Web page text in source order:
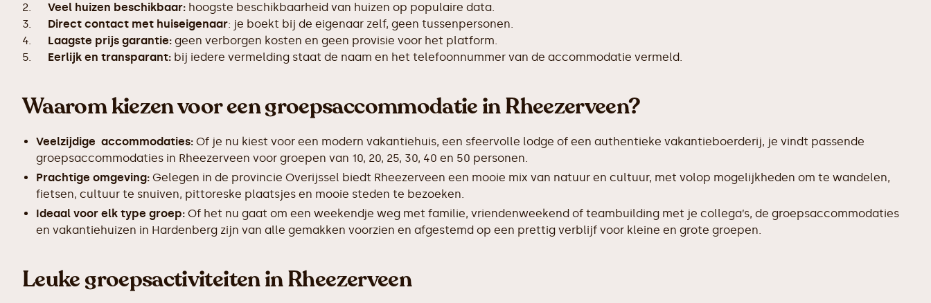
2. Veel huizen beschikbaar: hoogste beschikbaarheid van huizen op populaire data.
3. Direct contact met huiseigenaar: je boekt bij de eigenaar zelf, geen tussenpersonen.
4. Laagste prijs garantie: geen verborgen kosten en geen provisie voor het platform.
5. Eerlijk en transparant: bij iedere vermelding staat de naam en het telefoonnummer van de accommodatie vermeld.
Waarom kiezen voor een groepsaccommodatie in Rheezerveen?
Veelzijdige accommodaties: Of je nu kiest voor een modern vakantiehuis, een sfeervolle lodge of een authentieke vakantieboerderij, je vindt passende
groepsaccommodaties in Rheezerveen voor groepen van 10, 20, 25, 30, 40 en 50 personen.
Prachtige omgeving: Gelegen in de provincie Overijssel biedt Rheezerveen een mooie mix van natuur en cultuur, met volop mogelijkheden om te wandelen,
fietsen, cultuur te snuiven, pittoreske plaatsjes en mooie steden te bezoeken.
Ideaal voor elk type groep: Of het nu gaat om een weekendje weg met familie, vriendenweekend of teambuilding met je collega’s, de groepsaccommodaties
en vakantiehuizen in Hardenberg zijn van alle gemakken voorzien en afgestemd op een prettig verblijf voor kleine en grote groepen.
Leuke groepsactiviteiten in Rheezerveen